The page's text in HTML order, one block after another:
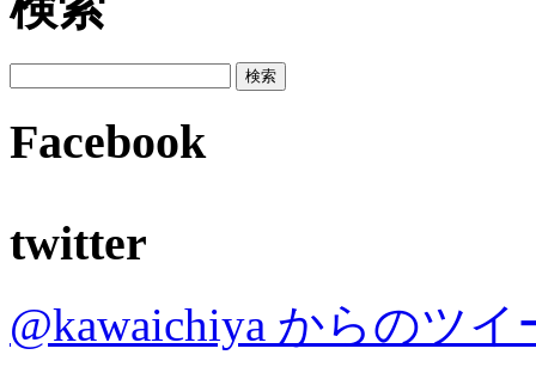
Facebook
twitter
@kawaichiya からのツイ